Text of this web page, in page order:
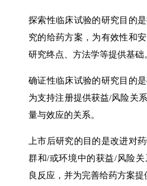
探索性临床试验的研究目的
究的给药方案，为有效性和
研究终点、方法学等提供基础
确证性临床试验的研究目的
为支持注册提供获益/风险关
量与效应的关系。
上市后研究的目的是改进对
群和/或环境中的获益/风险
良反应，并为完善给药方案提